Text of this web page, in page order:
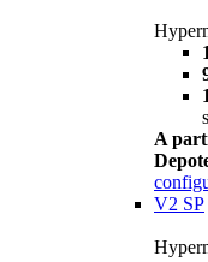
A
V2 SP